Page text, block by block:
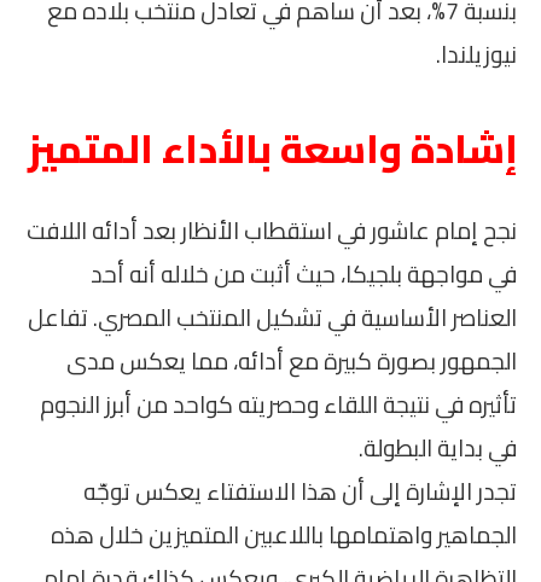
بنسبة 7%، بعد أن ساهم في تعادل منتخب بلاده مع
نيوزيلندا.
إشادة واسعة بالأداء المتميز
نجح إمام عاشور في استقطاب الأنظار بعد أدائه اللافت
في مواجهة بلجيكا، حيث أثبت من خلاله أنه أحد
العناصر الأساسية في تشكيل المنتخب المصري. تفاعل
الجمهور بصورة كبيرة مع أدائه، مما يعكس مدى
تأثيره في نتيجة اللقاء وحصريته كواحد من أبرز النجوم
في بداية البطولة.
تجدر الإشارة إلى أن هذا الاستفتاء يعكس توجّه
الجماهير واهتمامها باللاعبين المتميزين خلال هذه